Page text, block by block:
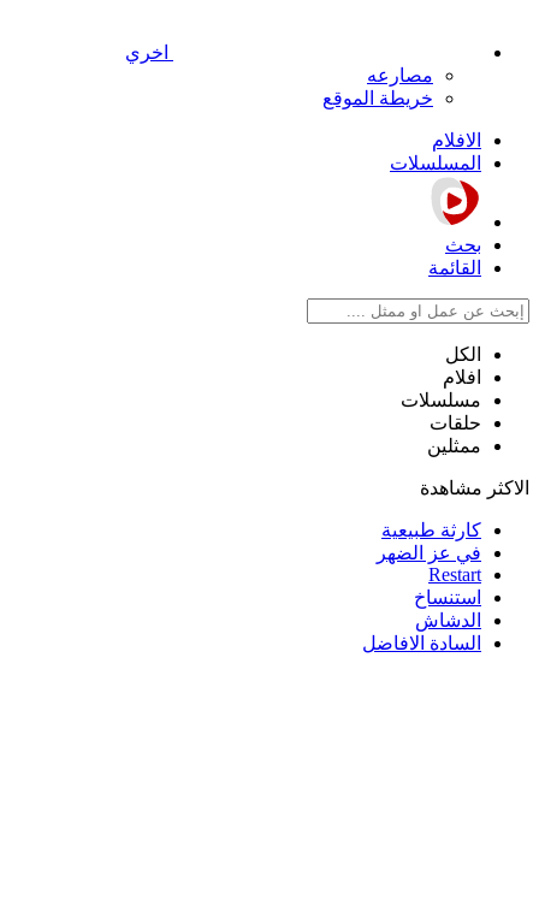
اخري
مصارعه
خريطة الموقع
الافلام
المسلسلات
بحث
القائمة
الكل
افلام
مسلسلات
حلقات
ممثلين
الاكثر مشاهدة
كارثة طبيعية
في عز الضهر
Restart
استنساخ
الدشاش
السادة الافاضل